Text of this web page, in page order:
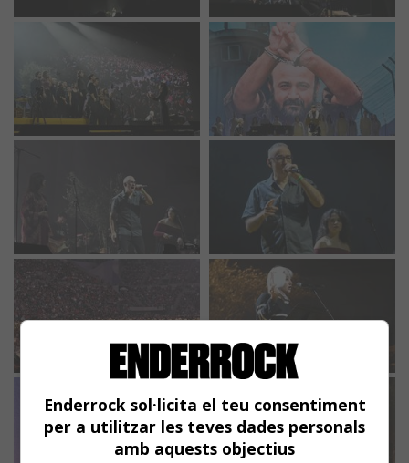
Enderrock sol·licita el teu consentiment
per a utilitzar les teves dades personals
amb aquests objectius